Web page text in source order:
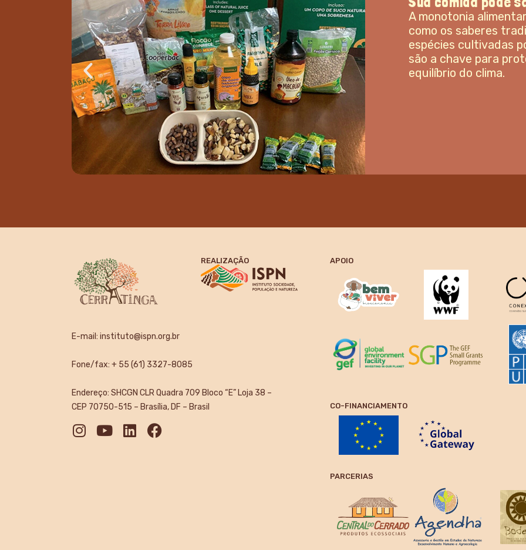
Conheça a Central
cooperativas
sociobiodiversidade.
você fortalece o
bioma vivo e pulsante.
REALIZAÇÃO
E-mail: instituto@ispn.org.br
Fone/fax: + 55 (61) 3327-8085
Endereço: SHCGN CLR Quadra 709 Bloco “E” Loja 38 –
CEP 70750-515 – Brasília, DF – Brasil
APOIO
CO-FINANCIAMENTO
PARCERIAS